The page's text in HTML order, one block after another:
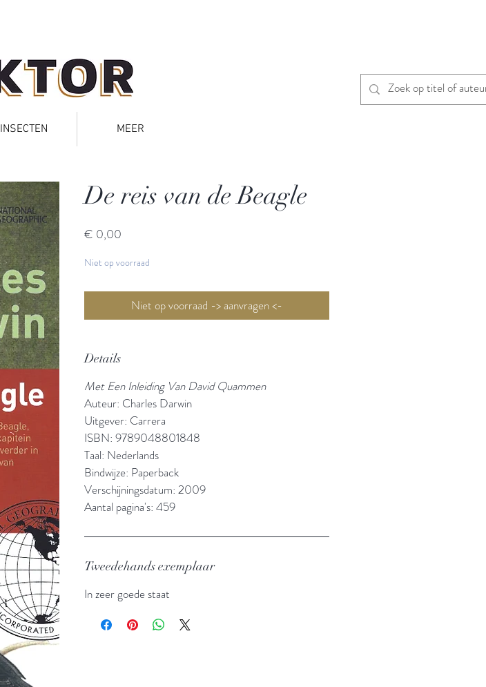
INSECTEN MEER
De reis van de Beagle
€ 0,00
Niet op voorraad
Niet op voorraad -> aanvragen <-
Details
Met Een Inleiding Van David Quammen
Auteur: Charles Darwin
Uitgever: Carrera
ISBN: 9789048801848
Taal: Nederlands
Bindwijze: Paperback
Verschijningsdatum: 2009
Aantal pagina's: 459
Tweedehands exemplaar
In zeer goede staat